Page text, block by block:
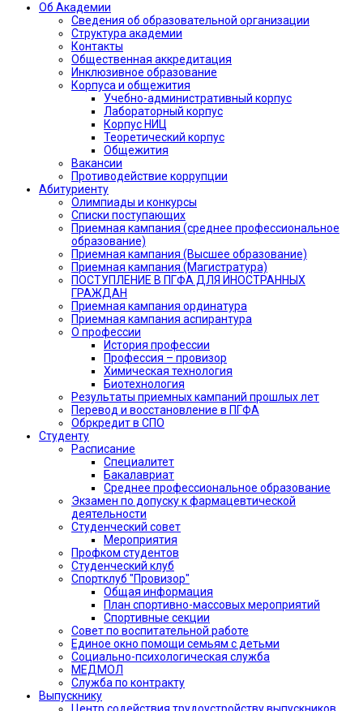
Об Академии
Сведения об образовательной организации
Структура академии
Контакты
Общественная аккредитация
Инклюзивное образование
Корпуса и общежития
Учебно-административный корпус
Лабораторный корпус
Корпус НИЦ
Теоретический корпус
Общежития
Вакансии
Противодействие коррупции
Абитуриенту
Олимпиады и конкурсы
Списки поступающих
Приемная кампания (среднее профессиональное
образование)
Приемная кампания (Высшее образование)
Приемная кампания (Магистратура)
ПОСТУПЛЕНИЕ В ПГФА ДЛЯ ИНОСТРАННЫХ
ГРАЖДАН
Приемная кампания ординатура
Приемная кампания аспирантура
О профессии
История профессии
Профессия – провизор
Химическая технология
Биотехнология
Результаты приемных кампаний прошлых лет
Перевод и восстановление в ПГФА
Обркредит в СПО
Студенту
Расписание
Специалитет
Бакалавриат
Среднее профессиональное образование
Экзамен по допуску к фармацевтической
деятельности
Студенческий совет
Мероприятия
Профком студентов
Студенческий клуб
Спортклуб "Провизор"
Общая информация
План спортивно-массовых мероприятий
Спортивные секции
Совет по воспитательной работе
Единое окно помощи семьям с детьми
Социально-психологическая служба
МЕДМОЛ
Служба по контракту
Выпускнику